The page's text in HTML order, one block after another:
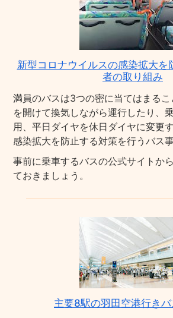
新型コロナウイルスの感染拡大を
者の取り組み
満員のバスは3つの密に当てはまる
を開けて換気しながら運行したり、
用、平日ダイヤを休日ダイヤに変更
感染拡大を防止する対策を行うバス
事前に乗車するバスの公式サイトか
ておきましょう。
主要8駅の羽田空港行き